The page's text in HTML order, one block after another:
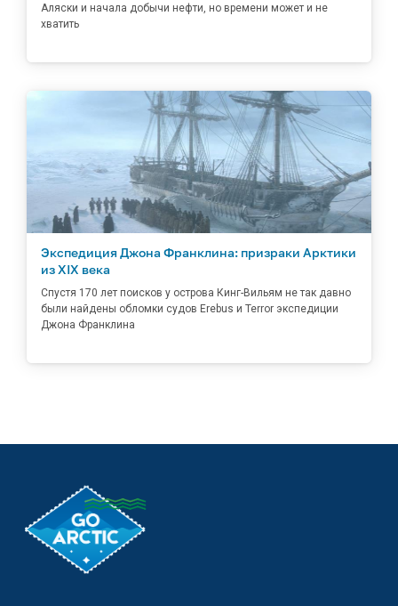
Аляски и начала добычи нефти, но времени может и не
хватить
Экспедиция Джона Франклина: призраки Арктики
из XIX века
Спустя 170 лет поисков у острова Кинг-Вильям не так давно
были найдены обломки судов Erebus и Terror экспедиции
Джона Франклина